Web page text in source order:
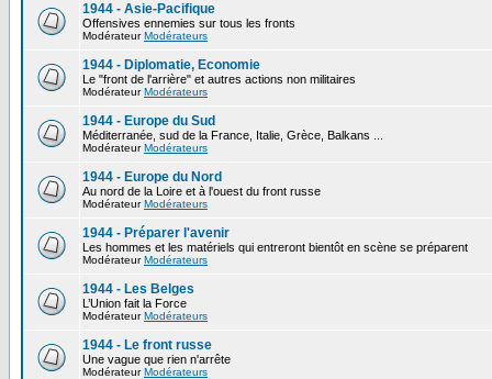
1944 - Asie-Pacifique
Offensives ennemies sur tous les fronts
ModérateurModérateurs
1944 - Diplomatie, Economie
Le "front de l'arrière" et autres actions non militaires
ModérateurModérateurs
1944 - Europe du Sud
Méditerranée, sud de la France, Italie, Grèce, Balkans ...
ModérateurModérateurs
1944 - Europe du Nord
Au nord de la Loire et à l'ouest du front russe
ModérateurModérateurs
1944 - Préparer l'avenir
Les hommes et les matériels qui entreront bientôt en scène se préparent
ModérateurModérateurs
1944 - Les Belges
L’Union fait la Force
ModérateurModérateurs
1944 - Le front russe
Une vague que rien n'arrête
ModérateurModérateurs